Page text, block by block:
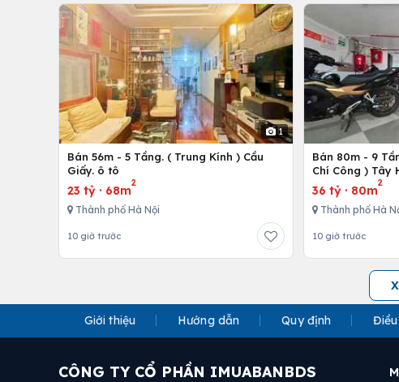
1
Bán 56m - 5 Tầng. ( Trung Kính ) Cầu
Giấy. ô tô
23 tỷ · 68m
2
Thành phố Hà Nội
10 giờ trước
Bán 80m - 9
Chí Công ) Tây
36 tỷ · 80m
2
Thành phố Hà
10 giờ trước
Giới thiệu Hướng dẫn Quy định
CÔNG TY CỔ PHẦN IMUABANBDS